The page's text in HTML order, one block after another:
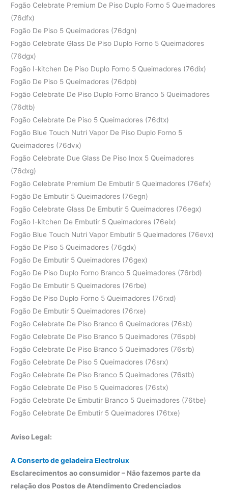
Fogão Celebrate Premium De Piso Duplo Forno 5 Queimadores
(76dfx)
Fogão De Piso 5 Queimadores (76dgn)
Fogão Celebrate Glass De Piso Duplo Forno 5 Queimadores
(76dgx)
Fogão I-kitchen De Piso Duplo Forno 5 Queimadores (76dix)
Fogão De Piso 5 Queimadores (76dpb)
Fogão Celebrate De Piso Duplo Forno Branco 5 Queimadores
(76dtb)
Fogão Celebrate De Piso 5 Queimadores (76dtx)
Fogão Blue Touch Nutri Vapor De Piso Duplo Forno 5
Queimadores (76dvx)
Fogão Celebrate Due Glass De Piso Inox 5 Queimadores
(76dxg)
Fogão Celebrate Premium De Embutir 5 Queimadores (76efx)
Fogão De Embutir 5 Queimadores (76egn)
Fogão Celebrate Glass De Embutir 5 Queimadores (76egx)
Fogão I-kitchen De Embutir 5 Queimadores (76eix)
Fogão Blue Touch Nutri Vapor Embutir 5 Queimadores (76evx)
Fogão De Piso 5 Queimadores (76gdx)
Fogão De Embutir 5 Queimadores (76gex)
Fogão De Piso Duplo Forno Branco 5 Queimadores (76rbd)
Fogão De Embutir 5 Queimadores (76rbe)
Fogão De Piso Duplo Forno 5 Queimadores (76rxd)
Fogão De Embutir 5 Queimadores (76rxe)
Fogão Celebrate De Piso Branco 6 Queimadores (76sb)
Fogão Celebrate De Piso Branco 5 Queimadores (76spb)
Fogão Celebrate De Piso Branco 5 Queimadores (76srb)
Fogão Celebrate De Piso 5 Queimadores (76srx)
Fogão Celebrate De Piso Branco 5 Queimadores (76stb)
Fogão Celebrate De Piso 5 Queimadores (76stx)
Fogão Celebrate De Embutir Branco 5 Queimadores (76tbe)
Fogão Celebrate De Embutir 5 Queimadores (76txe)
Aviso Legal:
A Conserto de geladeira Electrolux
Esclarecimentos ao consumidor – Não fazemos parte da
relação dos Postos de Atendimento Credenciados